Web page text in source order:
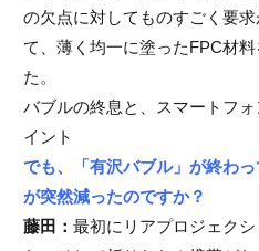
の欠点に対してものすごく要
て、薄く均一に塗ったFPC材
た。
バブルの終息と、スマートフ
イント
でも、「有沢バブル」が終わ
が突然減ったのですか？
藤田： 最初にリアプロジェク